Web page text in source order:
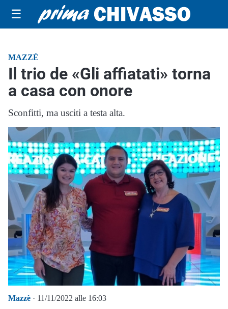
☰
MAZZÈ
Il trio de «Gli affiatati» torna
a casa con onore
Sconfitti, ma usciti a testa alta.
Mazzè · 11/11/2022 alle 16:03